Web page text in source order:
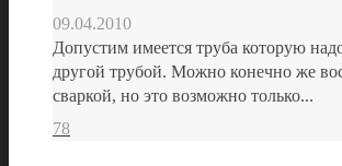
09.04.2010
Допустим имеется труба которую
другой трубой. Можно конечно же
сваркой, но это возможно только...
78